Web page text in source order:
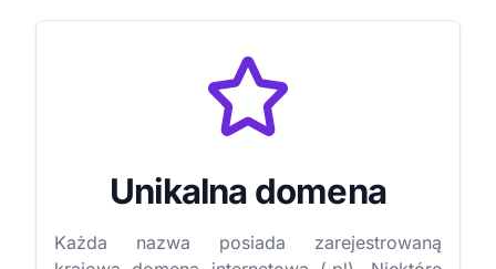
Unikalna domena
Każda nazwa posiada zarejestrowaną